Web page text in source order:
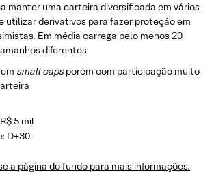
manter uma carteira diversificada em vários
utilizar derivativos para fazer proteção em
Em média carrega pelo menos 20
diferentes
small capsporém com participação muito
5 mil
D+30
a página do fundo para mais informações.